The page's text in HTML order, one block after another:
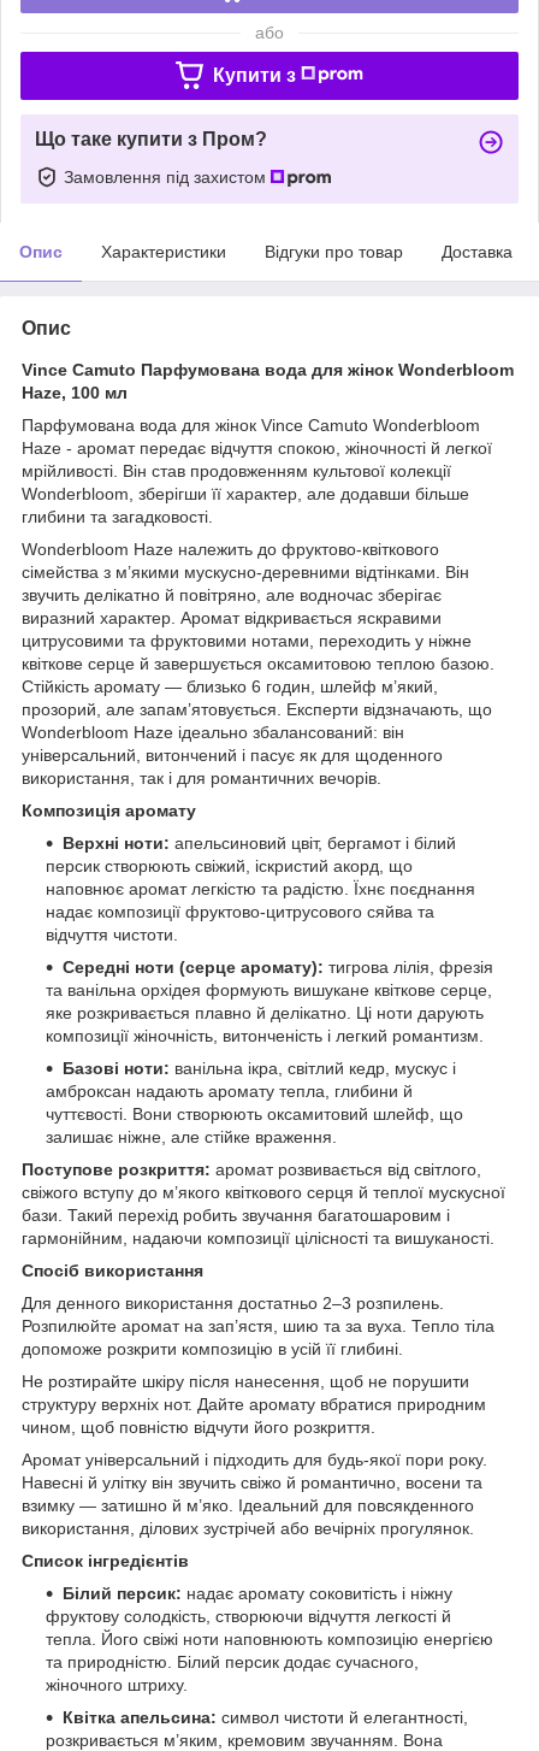
або
Купити з
Що таке купити з Пром?
Замовлення під захистом
Опис Характеристики Відгуки про товар Доставка
Опис
Vince Camuto Парфумована вода для жінок Wonderbloom
Haze, 100 мл
Парфумована вода для жінок Vince Camuto Wonderbloom
Haze - аромат передає відчуття спокою, жіночності й легкої
мрійливості. Він став продовженням культової колекції
Wonderbloom, зберігши її характер, але додавши більше
глибини та загадковості.
Wonderbloom Haze належить до фруктово-квіткового
сімейства з м’якими мускусно-деревними відтінками. Він
звучить делікатно й повітряно, але водночас зберігає
виразний характер. Аромат відкривається яскравими
цитрусовими та фруктовими нотами, переходить у ніжне
квіткове серце й завершується оксамитовою теплою базою.
Стійкість аромату — близько 6 годин, шлейф м’який,
прозорий, але запам’ятовується. Експерти відзначають, що
Wonderbloom Haze ідеально збалансований: він
універсальний, витончений і пасує як для щоденного
використання, так і для романтичних вечорів.
Композиція аромату
Верхні ноти: апельсиновий цвіт, бергамот і білий
персик створюють свіжий, іскристий акорд, що
наповнює аромат легкістю та радістю. Їхнє поєднання
надає композиції фруктово-цитрусового сяйва та
відчуття чистоти.
Середні ноти (серце аромату): тигрова лілія, фрезія
та ванільна орхідея формують вишукане квіткове серце,
яке розкривається плавно й делікатно. Ці ноти дарують
композиції жіночність, витонченість і легкий романтизм.
Базові ноти: ванільна ікра, світлий кедр, мускус і
амброксан надають аромату тепла, глибини й
чуттєвості. Вони створюють оксамитовий шлейф, що
залишає ніжне, але стійке враження.
Поступове розкриття: аромат розвивається від світлого,
свіжого вступу до м’якого квіткового серця й теплої мускусної
бази. Такий перехід робить звучання багатошаровим і
гармонійним, надаючи композиції цілісності та вишуканості.
Спосіб використання
Для денного використання достатньо 2–3 розпилень.
Розпилюйте аромат на зап’ястя, шию та за вуха. Тепло тіла
допоможе розкрити композицію в усій її глибині.
Не розтирайте шкіру після нанесення, щоб не порушити
структуру верхніх нот. Дайте аромату вбратися природним
чином, щоб повністю відчути його розкриття.
Аромат універсальний і підходить для будь-якої пори року.
Навесні й улітку він звучить свіжо й романтично, восени та
взимку — затишно й м’яко. Ідеальний для повсякденного
використання, ділових зустрічей або вечірніх прогулянок.
Список інгредієнтів
Білий персик: надає аромату соковитість і ніжну
фруктову солодкість, створюючи відчуття легкості й
тепла. Його свіжі ноти наповнюють композицію енергією
та природністю. Білий персик додає сучасного,
жіночного штриху.
Квітка апельсина: символ чистоти й елегантності,
розкривається м’яким, кремовим звучанням. Вона